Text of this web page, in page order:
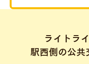
ライトラ
駅西側の公共